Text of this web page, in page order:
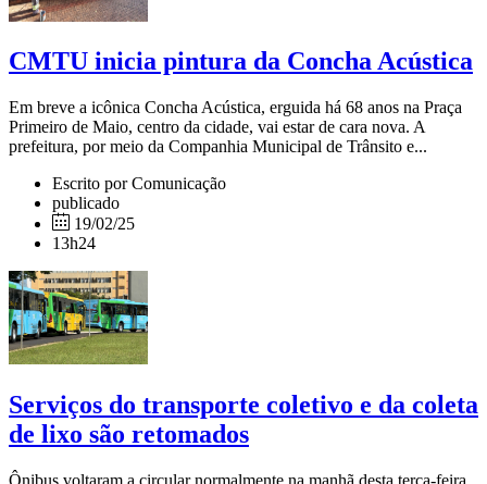
CMTU inicia pintura da Concha Acústica
Em breve a icônica Concha Acústica, erguida há 68 anos na Praça
Primeiro de Maio, centro da cidade, vai estar de cara nova. A
prefeitura, por meio da Companhia Municipal de Trânsito e...
Escrito por Comunicação
publicado
19/02/25
13h24
Serviços do transporte coletivo e da coleta
de lixo são retomados